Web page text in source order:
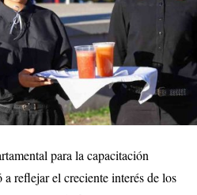
para la capacitación
reflejar el creciente interés de los